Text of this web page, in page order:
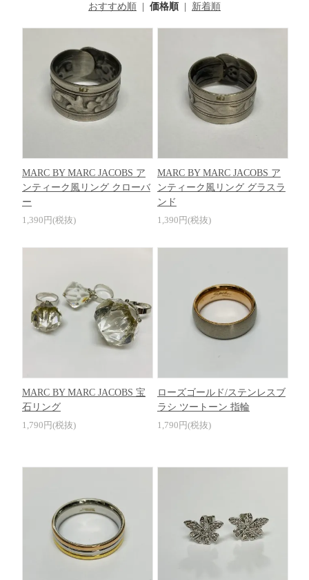
おすすめ順 価格順 新着順
MARC BY MARC JACOBS ア
ンティーク風リング クローバ
ー
1,390円(税抜)
MARC BY MARC JACOBS ア
ンティーク風リング グラスラ
ンド
1,390円(税抜)
MARC BY MARC JACOBS 宝
石リング
1,790円(税抜)
ローズゴールド/ステンレスブ
ラシ ツートーン 指輪
1,790円(税抜)